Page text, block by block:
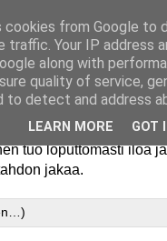
tuo loputtomasti iloa
jakaa.
cookies from Google to
traffic. Your IP address
along with
quality of service,
to detect and address
LEARN MORE GOT